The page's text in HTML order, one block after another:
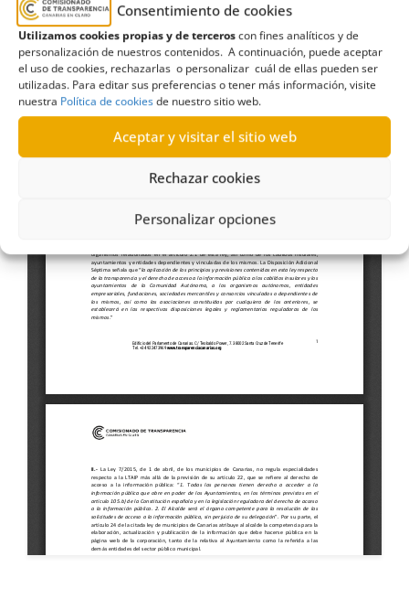
Consentimiento de cookies
Utilizamos cookies propias y de terceroscon fines analíticos y de
personalización de nuestros contenidos. A continuación, puede aceptar
el uso de cookies, rechazarlas o personalizar cuál de ellas pueden ser
utilizadas. Para editar sus preferencias o tener más información, visite
nuestra Política de cookiesde nuestro sitio web.
Aceptar y visitar el sitio web
Rechazar cookies
Personalizar opciones